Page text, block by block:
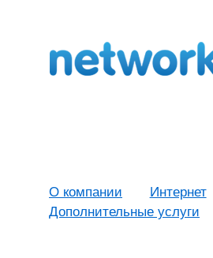
О компании Интернет
Дополнительные услуги